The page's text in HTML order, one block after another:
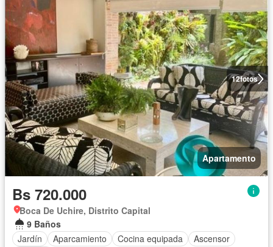
12fotos
Apartamento
Bs 720.000
Boca De Uchire, Distrito Capital
9 Baños
Jardín
Aparcamiento Cocina equipada
Ascensor